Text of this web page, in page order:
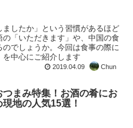
したか」という習慣があるほど
「いただきます」や、中国の食
でしょうか。今回は食事の際に
中心にご紹介します
2019.04.09 Chun
つまみ特集！お酒の肴にお
地の人気15選！